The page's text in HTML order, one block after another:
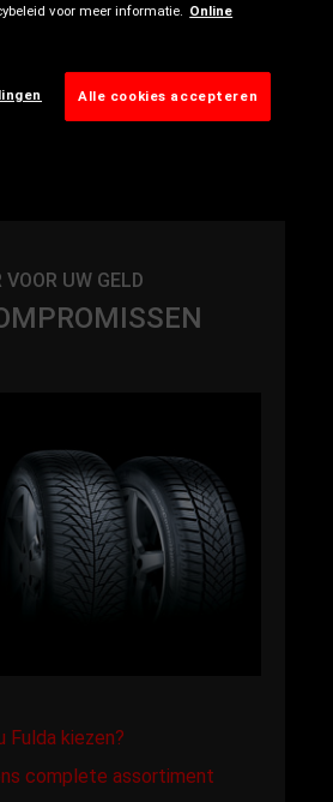
UW GELD
Fulda kiezen?
complete assortiment
voor meer informatie.
Online
Alle cookies accepteren